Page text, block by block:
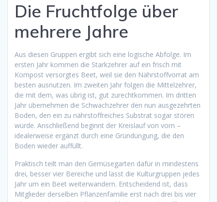
Die Fruchtfolge über
mehrere Jahre
Aus diesen Gruppen ergibt sich eine logische Abfolge. Im
ersten Jahr kommen die Starkzehrer auf ein frisch mit
Kompost versorgtes Beet, weil sie den Nährstoffvorrat am
besten ausnutzen. Im zweiten Jahr folgen die Mittelzehrer,
die mit dem, was übrig ist, gut zurechtkommen. Im dritten
Jahr übernehmen die Schwachzehrer den nun ausgezehrten
Boden, den ein zu nährstoffreiches Substrat sogar stören
würde. Anschließend beginnt der Kreislauf von vorn –
idealerweise ergänzt durch eine Gründüngung, die den
Boden wieder auffüllt.
Praktisch teilt man den Gemüsegarten dafür in mindestens
drei, besser vier Bereiche und lässt die Kulturgruppen jedes
Jahr um ein Beet weiterwandern. Entscheidend ist, dass
Mitglieder derselben Pflanzenfamilie erst nach drei bis vier